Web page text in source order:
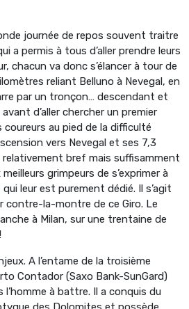
journée de repos souvent traitre
a permis à tous d’aller prendre leurs
chacun va donc s’élancer à tour de
reliant Belluno à Nevegal, en
par un tronçon… descendant et
d’aller chercher un premier
au pied de la difficulté
vers Nevegal et ses 7,3
relativement bref mais suffisamment
grimpeurs de s’exprimer à
leur est purement dédié. Il s’agit
contre-la-montre de ce Giro. Le
à Milan, sur une trentaine de
A l’entame de la troisième
Contador (Saxo Bank-SunGard)
à battre. Il a conquis du